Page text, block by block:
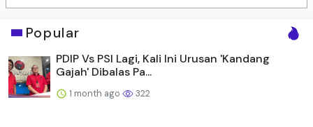
Popular
PDIP Vs PSI Lagi, Kali Ini Urusan 'Kandang
Gajah' Dibalas Pa...
1 month ago 322